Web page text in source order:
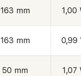
163 mm 1,00
163 mm 0,99
50 mm 1,07